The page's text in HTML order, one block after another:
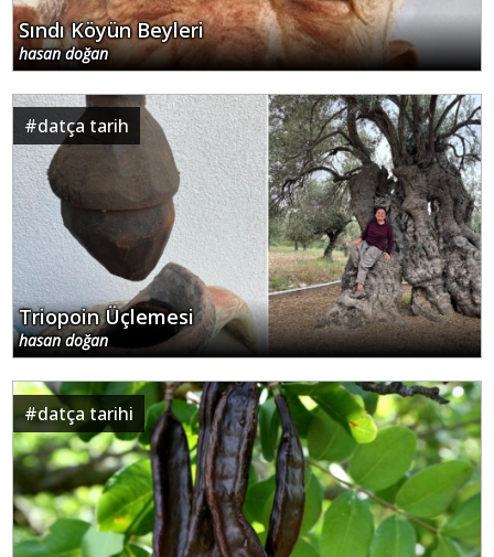
Sındı Köyün Beyleri
hasan doğan
#datça tarih
Triopoin Üçlemesi
hasan doğan
#datça tarihi